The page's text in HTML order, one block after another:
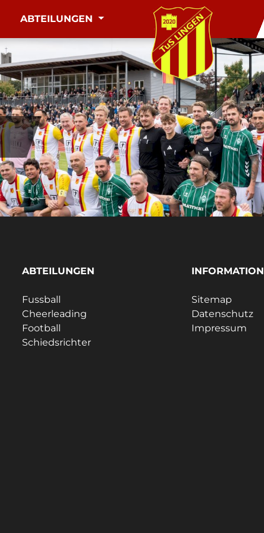
ABTEILUNGEN
ABTEILUNGEN
Fussball
Cheerleading
Football
Schiedsrichter
INFORMATION
Sitemap
Datenschutz
Impressum